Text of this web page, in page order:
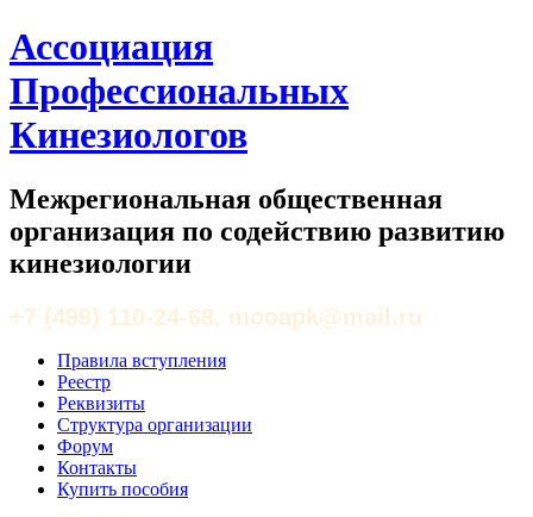
Ассоциация
Профессиональных
Кинезиологов
Межрегиональная общественная
организация по содействию развитию
кинезиологии
+7 (499) 110-24-68, mooapk@mail.ru
Правила вступления
Реестр
Реквизиты
Структура организации
Форум
Контакты
Купить пособия